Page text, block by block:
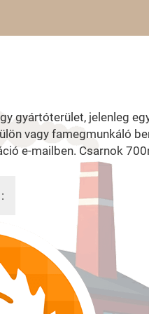
gyártóterület, jelenleg
vagy famegmunkáló
e-mailben. Csarnok